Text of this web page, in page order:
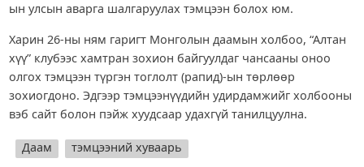
ын улсын аварга шалгаруулах тэмцээн болох юм.
Харин 26-ны ням гаригт Монголын даамын холбоо, “Алтан
хүү” клубээс хамтран зохион байгуулдаг чансааны оноо
олгох тэмцээн түргэн тоглолт (рапид)-ын төрлөөр
зохиогдоно. Эдгээр тэмцээнүүдийн удирдамжийг холбооны
вэб сайт болон пэйж хуудсаар удахгүй танилцуулна.
Даам тэмцээний хуваарь